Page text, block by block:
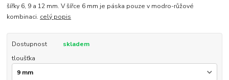
šířky 6, 9 a 12 mm. V šířce 6 mm je páska pouze v modro-růžové
kombinaci. celý popis
Dostupnost
skladem
tloušťka